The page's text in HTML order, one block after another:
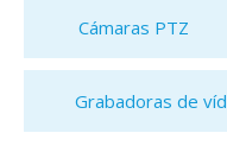
Cámaras PTZ
Grabadoras de